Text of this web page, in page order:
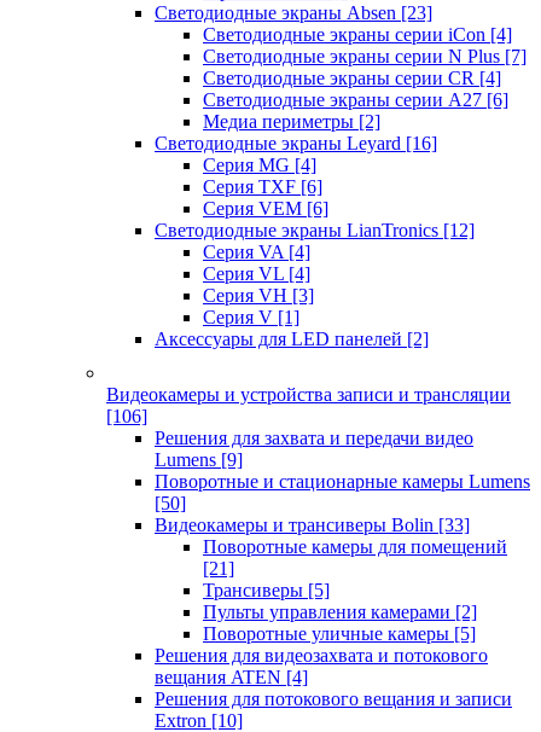
Светодиодные экраны Absen [23]
Светодиодные экраны серии iCon [4]
Светодиодные экраны серии N Plus [7]
Светодиодные экраны серии CR [4]
Светодиодные экраны серии А27 [6]
Медиа периметры [2]
Светодиодные экраны Leyard [16]
Серия MG [4]
Серия TXF [6]
Серия VEM [6]
Светодиодные экраны LianTronics [12]
Серия VA [4]
Серия VL [4]
Серия VH [3]
Серия V [1]
Аксессуары для LED панелей [2]
Видеокамеры и устройства записи и трансляции
[106]
Решения для захвата и передачи видео
Lumens [9]
Поворотные и стационарные камеры Lumens
[50]
Видеокамеры и трансиверы Bolin [33]
Поворотные камеры для помещений
[21]
Трансиверы [5]
Пульты управления камерами [2]
Поворотные уличные камеры [5]
Решения для видеозахвата и потокового
вещания ATEN [4]
Решения для потокового вещания и записи
Extron [10]